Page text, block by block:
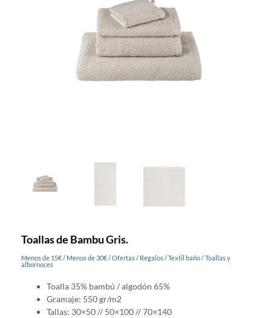
Toallas de Bambu Gris.
Menos de 15€/ Menos de 30€/Ofertas/ Regalos/Textil baño/Toallas y
albornoces
Toalla 35% bambú / algodón 65%
Gramaje: 550 gr/m2
Tallas: 30×50 // 50×100 // 70×140